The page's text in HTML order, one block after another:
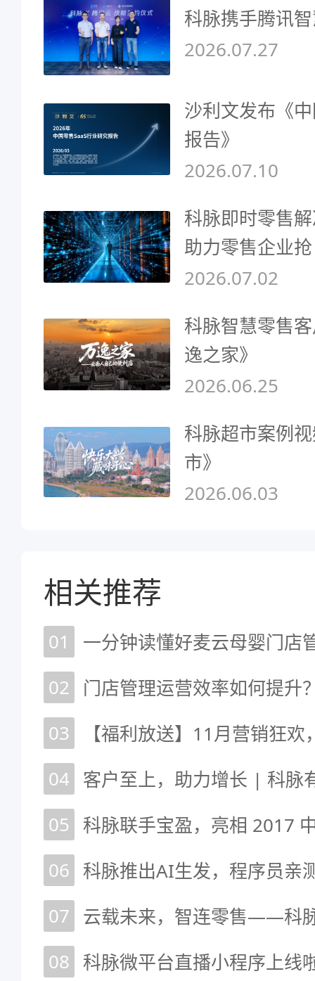
科脉携手腾讯
2026.07.27
沙利文发布《
报告》
2026.07.10
科脉即时零售
助力零售企业
2026.07.02
科脉智慧零售
逸之家》
2026.06.25
科脉超市案例
市》
2026.06.03
相关推荐
01
一分钟读懂好麦云母婴门店
02
03
04
05
06 科脉推出AI生发，程序员亲
07
08 科脉微平台直播小程序上线